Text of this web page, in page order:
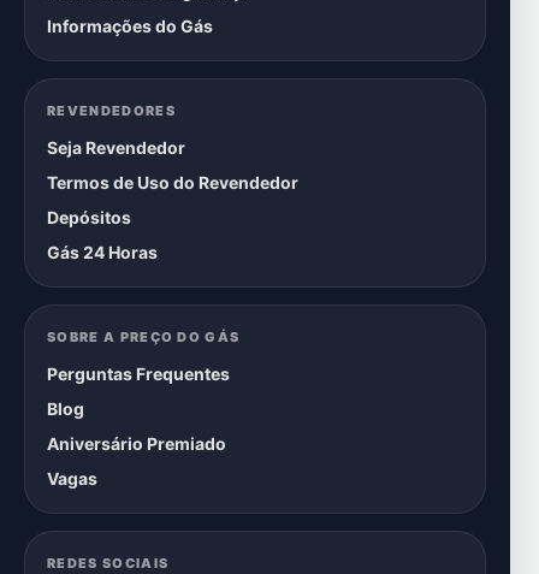
Informações do Gás
REVENDEDORES
Seja Revendedor
Termos de Uso do Revendedor
Depósitos
Gás 24 Horas
SOBRE A PREÇO DO GÁS
Perguntas Frequentes
Blog
Aniversário Premiado
Vagas
REDES SOCIAIS